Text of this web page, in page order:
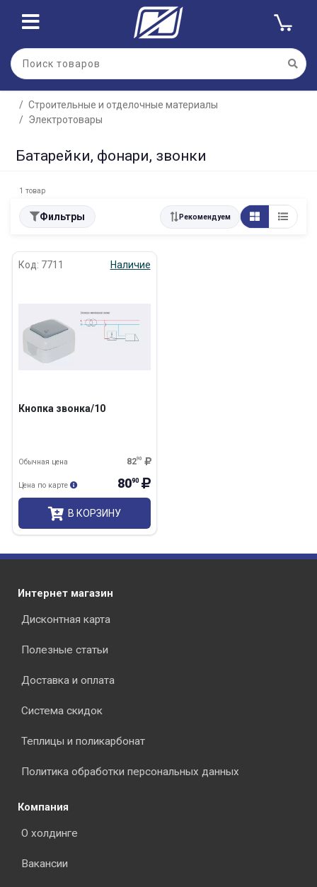
Строительные и отделочные материалы
Электротовары
Батарейки, фонари, звонки
1 товар
Фильтры Рекомендуем
Код: 7711 Наличие
Кнопка звонка/10
8290
Обычная цена
8090
Цена по карте
В КОРЗИНУ
Интернет магазин
Дисконтная карта
Полезные статьи
Доставка и оплата
Система скидок
Теплицы и поликарбонат
Политика обработки персональных данных
Компания
О холдинге
Вакансии